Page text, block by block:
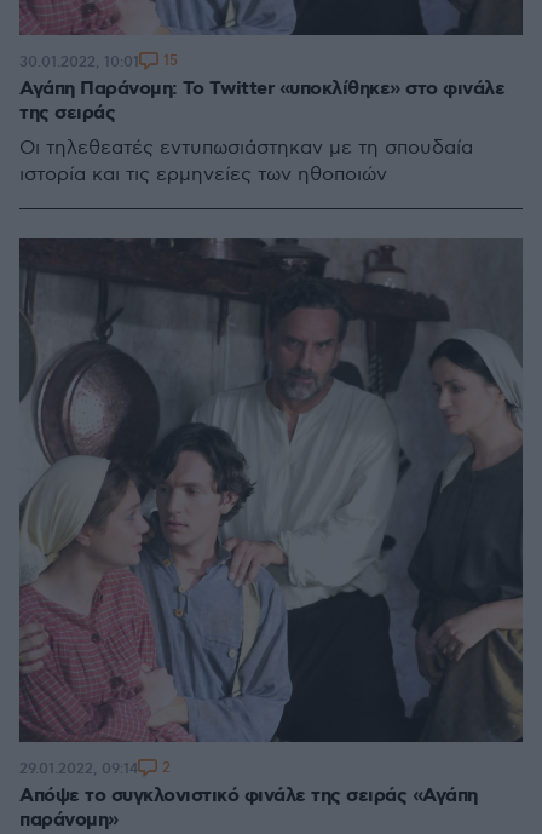
Αγάπη Παράνομη: Το Τwitter «υποκλίθηκε» στο φινάλε
της σειράς
Οι τηλεθεατές εντυπωσιάστηκαν με τη σπουδαία
ιστορία και τις ερμηνείες των ηθοποιών
30.01.2022, 10:01 15
Απόψε το συγκλονιστικό φινάλε της σειράς «Αγάπη
παράνομη»
29.01.2022, 09:14 2